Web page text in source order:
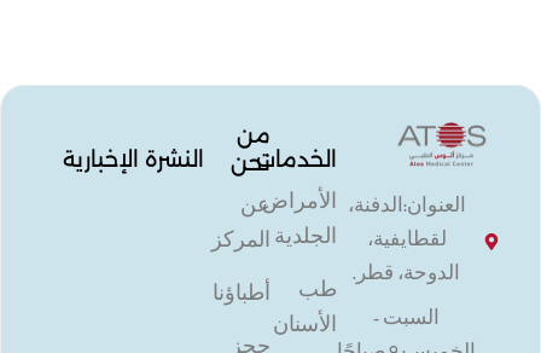
العنوان:الدفنة،
لقطايفية،
الدوحة، قطر.
السبت -
الخدمات
الأمراض
الجلدية
طب
الأسنان
من
نحن
عن
المركز
أطباؤنا
النشرة الإخبارية